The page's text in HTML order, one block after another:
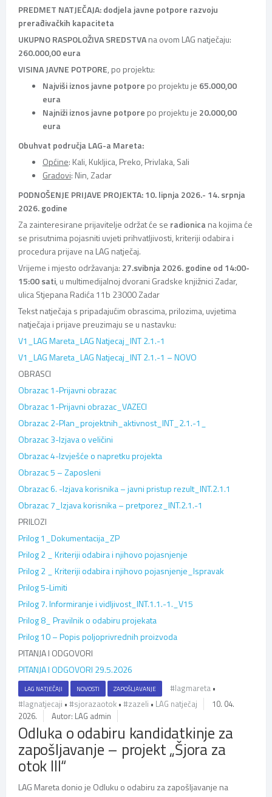
PREDMET NATJEČAJA:dodjela javne potpore razvoju
prerađivačkih kapaciteta
UKUPNO RASPOLOŽIVA SREDSTVAna ovom LAG natječaju:
260.000,00 eura
VISINA JAVNE POTPORE, po projektu:
Najviši iznos javne potpore po projektu je 65.000,00
eura
Najniži iznos javne potpore po projektu je 20.000,00
eura
Obuhvat područja LAG-a Mareta:
Općine: Kali, Kukljica, Preko, Privlaka, Sali
Gradovi: Nin, Zadar
PODNOŠENJE PRIJAVE PROJEKTA: 10. lipnja 2026.- 14. srpnja
2026. godine
Za zainteresirane prijavitelje održat će se radionica na kojima će
se prisutnima pojasniti uvjeti prihvatljivosti, kriteriji odabira i
procedura prijave na LAG natječaj.
Vrijeme i mjesto održavanja: 27.svibnja 2026. godine od 14:00-
15:00 sati, u multimedijalnoj dvorani Gradske knjižnici Zadar,
ulica Stjepana Radića 11b 23000 Zadar
Tekst natječaja s pripadajućim obrascima, prilozima, uvjetima
natječaja i prijave preuzimaju se u nastavku:
V1_LAG Mareta_LAG Natjecaj_INT 2.1.-1
V1_LAG Mareta_LAG Natjecaj_INT 2.1.-1 – NOVO
OBRASCI
Obrazac 1-Prijavni obrazac
Obrazac 1-Prijavni obrazac_VAZECI
Obrazac 2-Plan_projektnih_aktivnost_INT_2.1.-1_
Obrazac 3-Izjava o veličini
Obrazac 4-Izvješće o napretku projekta
Obrazac 5 – Zaposleni
Obrazac 6. -Izjava korisnika – javni pristup rezult_INT.2.1.1
Obrazac 7_Izjava korisnika – pretporez_INT.2.1.-1
PRILOZI
Prilog 1_Dokumentacija_ZP
Prilog 2 _ Kriteriji odabira i njihovo pojasnjenje
Prilog 2 _ Kriteriji odabira i njihovo pojasnjenje_Ispravak
Prilog 5-Limiti
Prilog 7. Informiranje i vidljivost_INT.1.1.-1._V15
Prilog 8_ Pravilnik o odabiru projekata
Prilog 10 – Popis poljoprivrednih proizvoda
PITANJA I ODGOVORI
PITANJA I ODGOVORI 29.5.2026
LAG NATJEČAJI NOVOSTI ZAPOŠLJAVANJE #lagmareta •
#lagnatjecaji • #sjorazaotok • #zazeli • LAG natječaj
10. 04.
2026.
Autor: LAG admin
Odluka o odabiru kandidatkinje za
zapošljavanje – projekt „Šjora za
otok III“
LAG Maretadonio je Odluku o odabiru za zapošljavanje na